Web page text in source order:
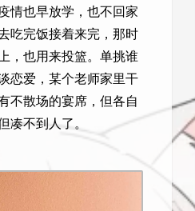
情也早放学，也不回家
吃完饭接着来完，那时
，也用来投篮。单挑谁
恋爱，某个老师家里干
不散场的宴席，但各自
凑不到人了。